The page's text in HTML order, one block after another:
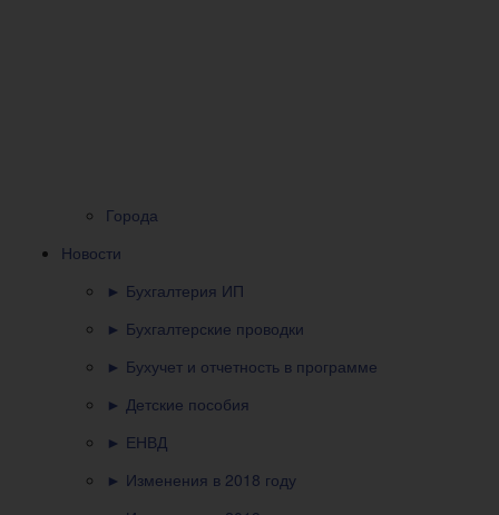
Города
Новости
► Бухгалтерия ИП
► Бухгалтерские проводки
► Бухучет и отчетность в программе
► Детские пособия
► ЕНВД
► Изменения в 2018 году